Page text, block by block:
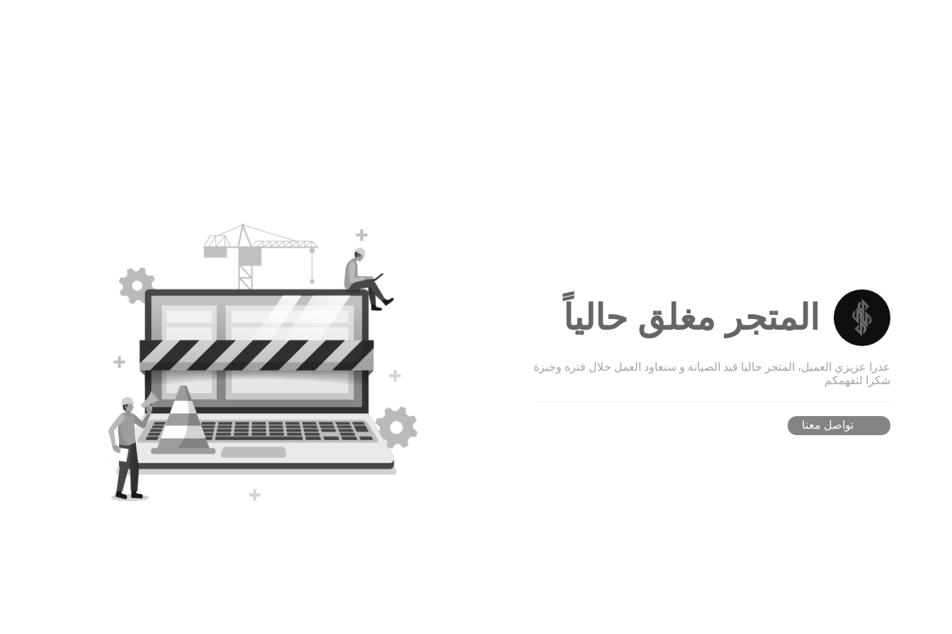
المتجر مغلق حالياً
عذرا عزيزي العميل، المتجر حاليا قيد الصيانة و سنعاود العمل خلال فترة وجيزة
شكرا لتفهمكم
تواصل معنا